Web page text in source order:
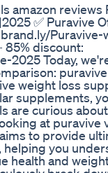
amazon reviews
✅ Puravive
85% discount:
2025 Today,
weight loss
supplements,
are curious
at puravive
to provide
you
health and